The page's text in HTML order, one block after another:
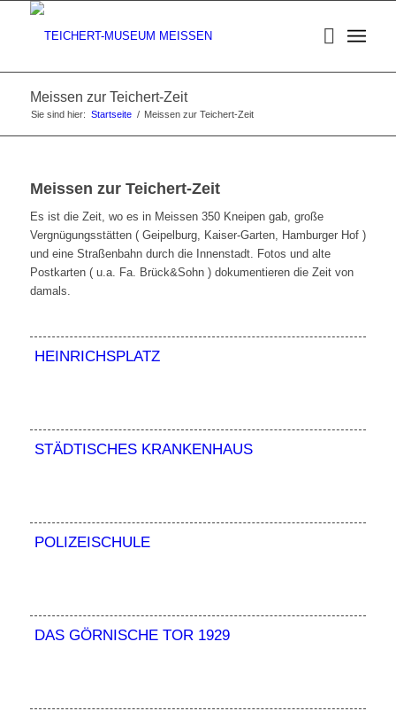
Meissen zur Teichert-Zeit
Sie sind hier: Startseite / Meissen zur Teichert-Zeit
Meissen zur Teichert-Zeit
Es ist die Zeit, wo es in Meissen 350 Kneipen gab, große
Vergnügungsstätten ( Geipelburg, Kaiser-Garten, Hamburger Hof )
und eine Straßenbahn durch die Innenstadt. Fotos und alte
Postkarten ( u.a. Fa. Brück&Sohn ) dokumentieren die Zeit von
damals.
HEINRICHSPLATZ
STÄDTISCHES KRANKENHAUS
POLIZEISCHULE
DAS GÖRNISCHE TOR 1929